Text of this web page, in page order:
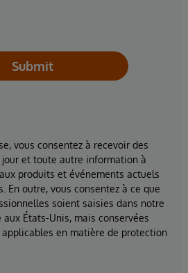
Submit
vous consentez à recevoir des
et toute autre information à
produits et événements actuels
En outre, vous consentez à ce que
soient saisies dans notre
États-Unis, mais conservées
en matière de protection